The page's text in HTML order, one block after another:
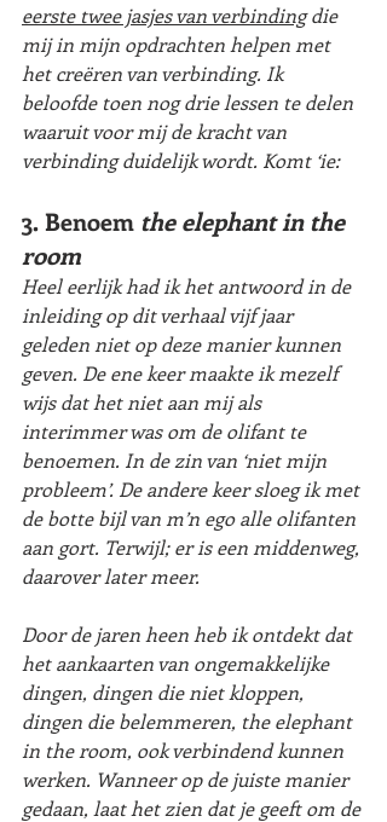
eerste twee jasjes van verbinding die
mij in mijn opdrachten helpen met
het creëren van verbinding. Ik
beloofde toen nog drie lessen te delen
waaruit voor mij de kracht van
verbinding duidelijk wordt. Komt ‘ie:
3. Benoem the elephant in the
room
Heel eerlijk had ik het antwoord in de
inleiding op dit verhaal vijf jaar
geleden niet op deze manier kunnen
geven. De ene keer maakte ik mezelf
wijs dat het niet aan mij als
interimmer was om de olifant te
benoemen. In de zin van ‘niet mijn
probleem’. De andere keer sloeg ik met
de botte bijl van m’n ego alle olifanten
aan gort. Terwijl; er is een middenweg,
daarover later meer.
Door de jaren heen heb ik ontdekt dat
het aankaarten van ongemakkelijke
dingen, dingen die niet kloppen,
dingen die belemmeren, the elephant
in the room, ook verbindend kunnen
werken. Wanneer op de juiste manier
gedaan, laat het zien dat je geeft om de